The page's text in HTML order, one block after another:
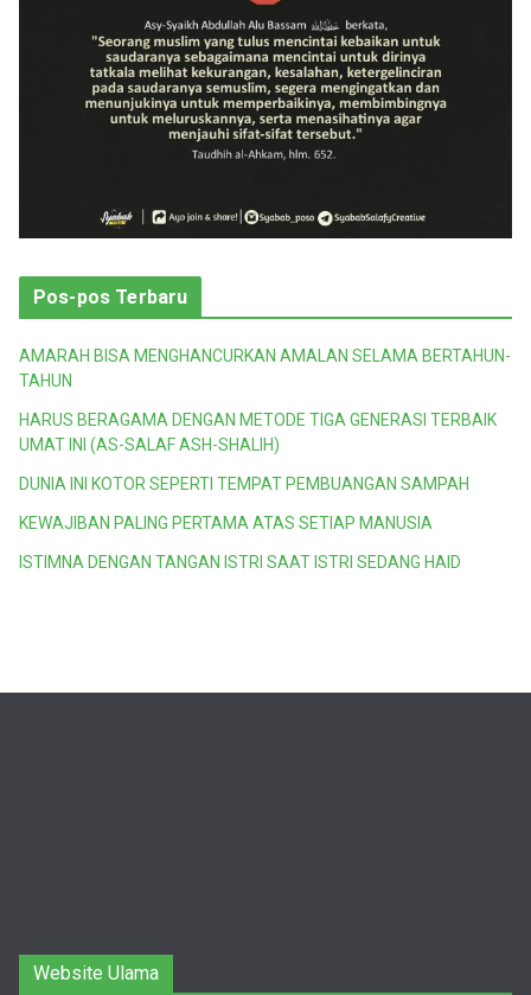
Pos-pos Terbaru
AMARAH BISA MENGHANCURKAN AMALAN SELAMA BERTAHUN-
TAHUN
HARUS BERAGAMA DENGAN METODE TIGA GENERASI TERBAIK
UMAT INI (AS-SALAF ASH-SHALIH)
DUNIA INI KOTOR SEPERTI TEMPAT PEMBUANGAN SAMPAH
KEWAJIBAN PALING PERTAMA ATAS SETIAP MANUSIA
ISTIMNA DENGAN TANGAN ISTRI SAAT ISTRI SEDANG HAID
Website Ulama